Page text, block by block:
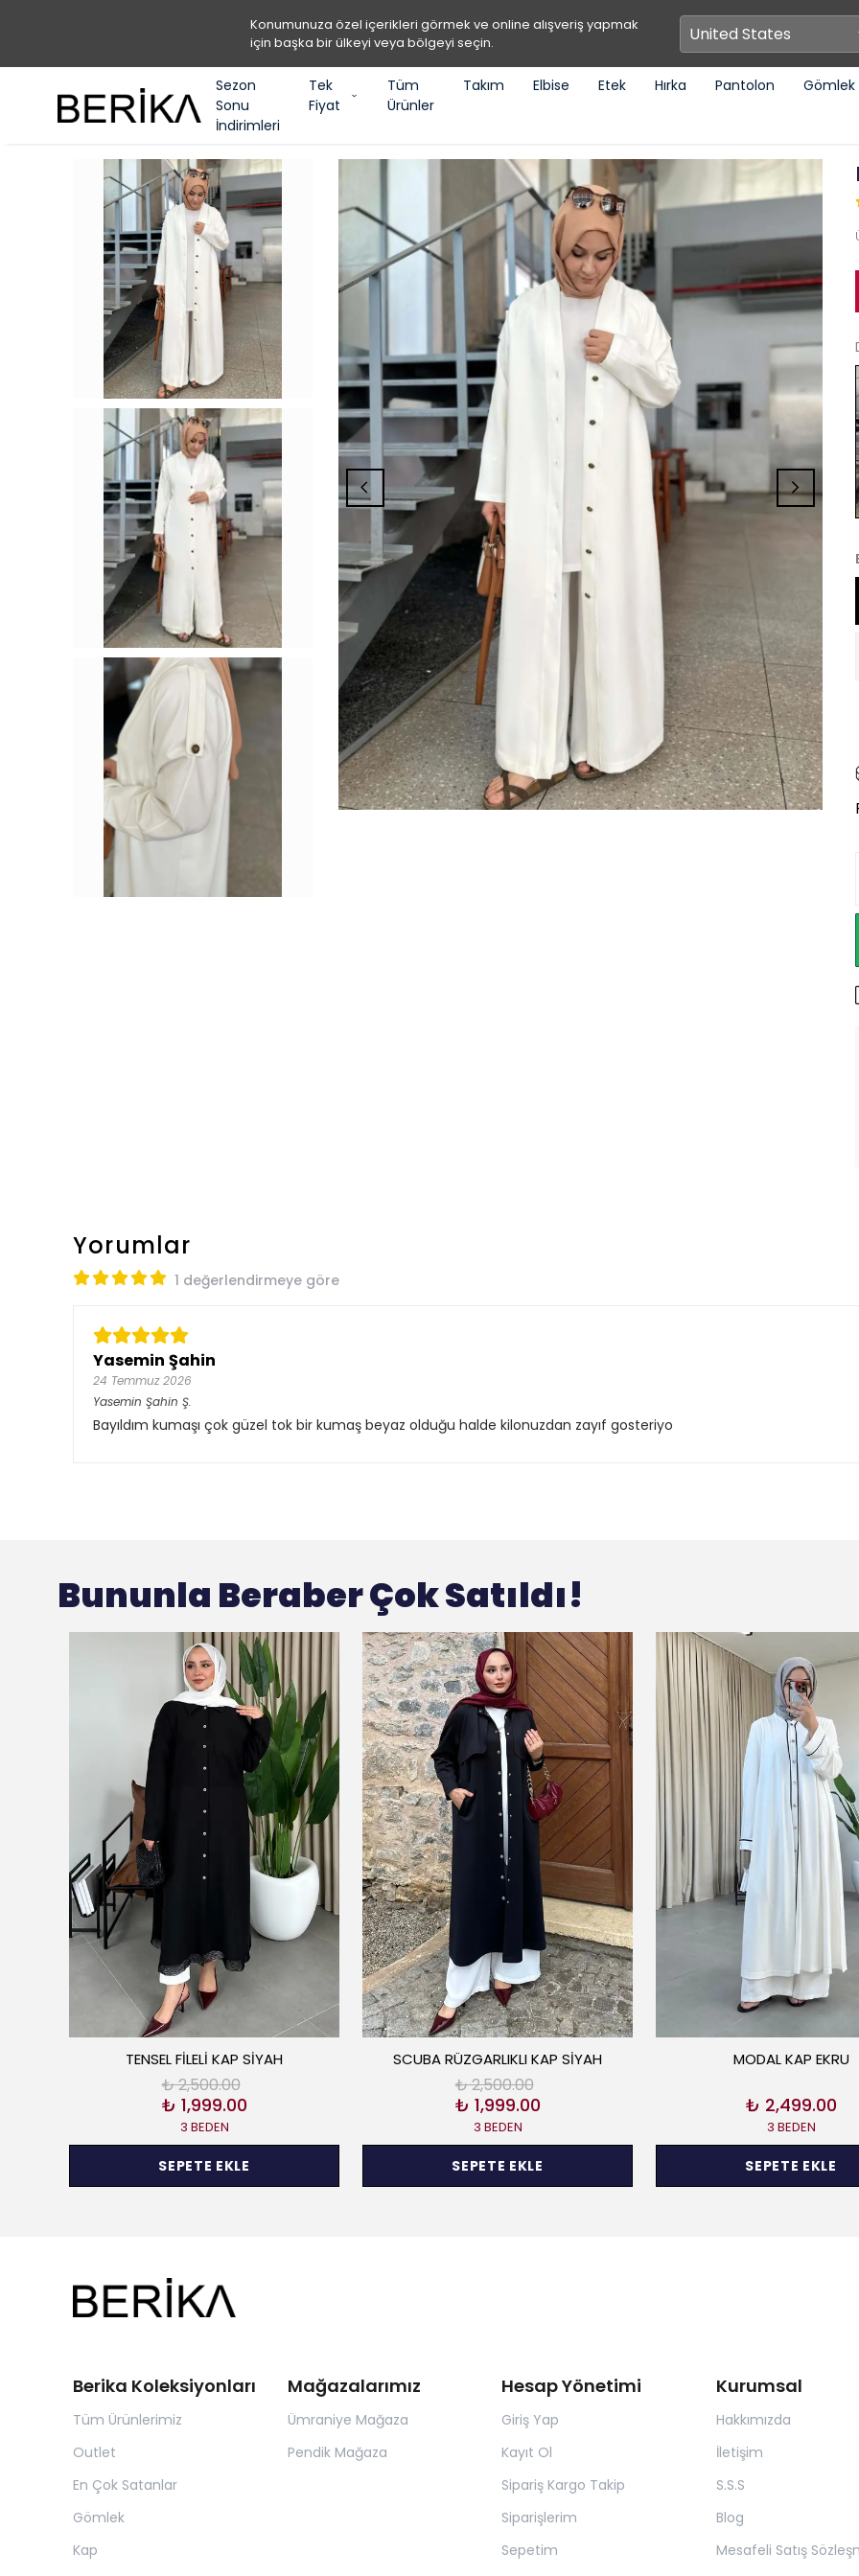
Konumunuza özel içerikleri görmek ve online alışveriş yapmak
için başka bir ülkeyi veya bölgeyi seçin.
Sezon
Sonu
İndirimleri
Tek
Fiyat
Tüm
Ürünler
Takım Elbise Etek Hırka Pantolon Gömlek
Yorumlar
1 değerlendirmeye göre
Yasemin Şahin
24 Temmuz 2026
Yasemin Şahin Ş.
Bayıldım kumaşı çok güzel tok bir kumaş beyaz olduğu halde kilonuzdan zayıf gosteriyo
Bununla Beraber Çok Satıldı!
TENSEL FİLELİ KAP SİYAH
₺ 2,500.00
₺ 1,999.00
3 BEDEN
SEPETE EKLE
SCUBA RÜZGARLIKLI KAP SİYAH
₺ 2,500.00
₺ 1,999.00
3 BEDEN
SEPETE EKLE
MODAL KAP EKRU
₺ 2,499.00
3 BEDEN
SEPETE EKLE
Berika Koleksiyonları
Tüm Ürünlerimiz
Outlet
En Çok Satanlar
Gömlek
Kap
Mağazalarımız
Ümraniye Mağaza
Pendik Mağaza
Hesap Yönetimi
Giriş Yap
Kayıt Ol
Sipariş Kargo Takip
Siparişlerim
Sepetim
Kurumsal
Hakkımızda
İletişim
S.S.S
Blog
Mesafeli Satış